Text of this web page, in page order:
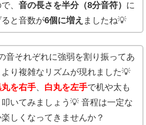
、音の長さを半分（8分音符） に
ると音数が6個に増え ましたね💡
音それぞれに強弱を割り振ってあ
り複雑なリズムが現れました💡
を右手、 白丸を左手で机や太も
叩いてみましょう💡 音程は一定な
しくなってきませんか？